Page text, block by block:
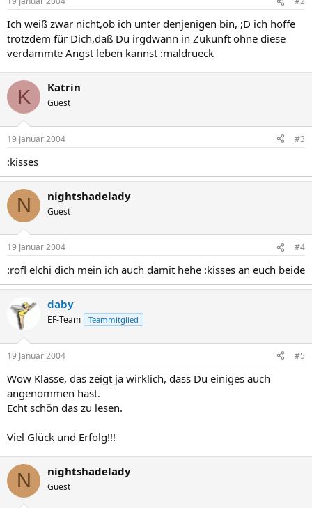
Ich weiß zwar nicht,ob ich unter denjenigen bin, ;D ich hoffe
trotzdem für Dich,daß Du irgdwann in Zukunft ohne diese
verdammte Angst leben kannst :maldrueck
K Katrin
Guest
19 Januar 2004 #3
:kisses
N nightshadelady
Guest
19 Januar 2004 #4
:rofl elchi dich mein ich auch damit hehe :kisses an euch beide
daby
EF-Team Teammitglied
19 Januar 2004 #5
Wow Klasse, das zeigt ja wirklich, dass Du einiges auch
angenommen hast.
Echt schön das zu lesen.
Viel Glück und Erfolg!!!
N nightshadelady
Guest